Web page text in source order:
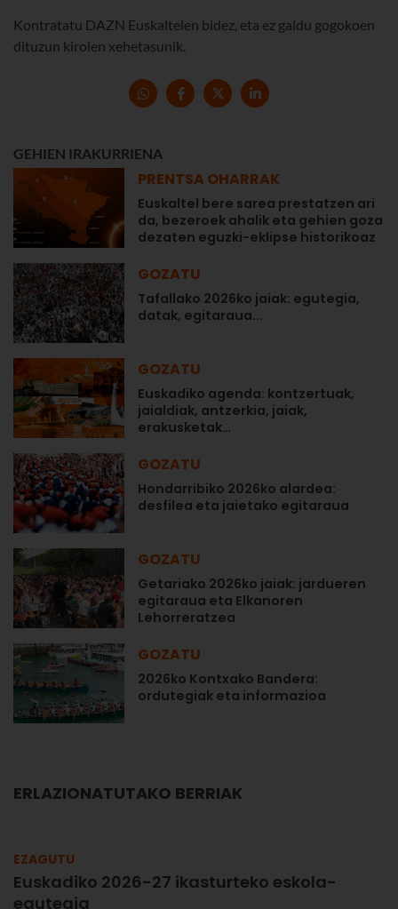
Kontratatu DAZN Euskaltelen bidez, eta ez galdu gogokoen
dituzun kirolen xehetasunik.
GEHIEN IRAKURRIENA
PRENTSA OHARRAK
Euskaltel bere sarea prestatzen ari
da, bezeroek ahalik eta gehien goza
dezaten eguzki-eklipse historikoaz
GOZATU
Tafallako 2026ko jaiak: egutegia,
datak, egitaraua...
GOZATU
Euskadiko agenda: kontzertuak,
jaialdiak, antzerkia, jaiak,
erakusketak…
GOZATU
Hondarribiko 2026ko alardea:
desfilea eta jaietako egitaraua
GOZATU
Getariako 2026ko jaiak: jardueren
egitaraua eta Elkanoren
Lehorreratzea
GOZATU
2026ko Kontxako Bandera:
ordutegiak eta informazioa
ERLAZIONATUTAKO BERRIAK
EZAGUTU
Euskadiko 2026-27 ikasturteko eskola-
egutegia